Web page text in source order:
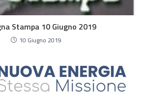
Stampa 10 Giugno 2019
10 Giugno 2019